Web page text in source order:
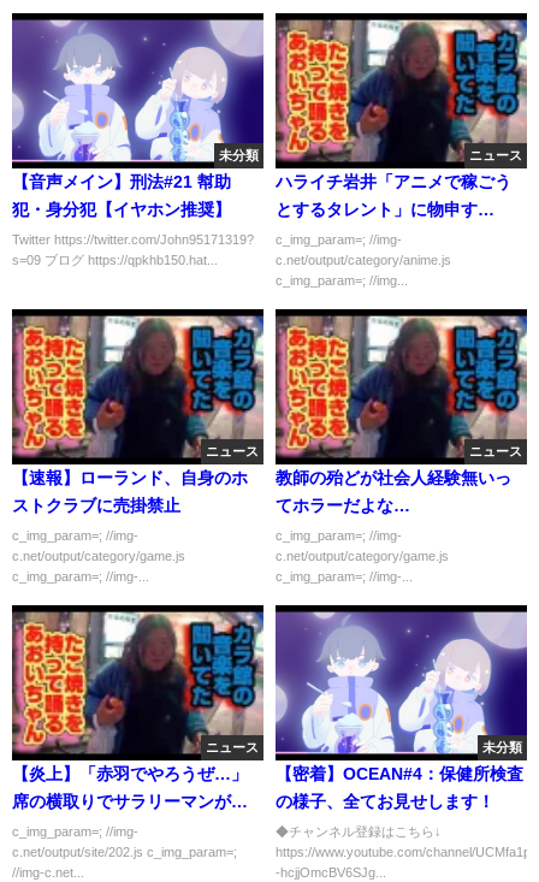
未分類
【音声メイン】刑法#21 幇助
犯・身分犯【イヤホン推奨】
Twitter https://twitter.com/John95171319?
s=09 ブログ https://qpkhb150.hat...
ニュース
ハライチ岩井「アニメで稼ごう
とするタレント」に物申す
wwwww
c_img_param=; //img-
c.net/output/category/anime.js
c_img_param=; //img...
ニュース
【速報】ローランド、自身のホ
ストクラブに売掛禁止
c_img_param=; //img-
c.net/output/category/game.js
c_img_param=; //img-...
ニュース
教師の殆どが社会人経験無いっ
てホラーだよな…
c_img_param=; //img-
c.net/output/category/game.js
c_img_param=; //img-...
ニュース
【炎上】「赤羽でやろうぜ…」
席の横取りでサラリーマンが発
狂ｗｗｗｗｗ
c_img_param=; //img-
c.net/output/site/202.js c_img_param=;
//img-c.net...
未分類
【密着】OCEAN#4：保健所検査
の様子、全てお見せします！
◆チャンネル登録はこちら↓
https://www.youtube.com/channel/
-hcjjOmcBV6SJg...